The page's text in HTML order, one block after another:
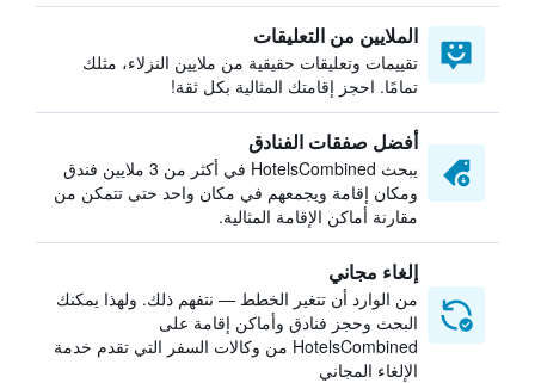
الملايين من التعليقات
تقييمات وتعليقات حقيقية من ملايين النزلاء، مثلك
تمامًا. احجز إقامتك المثالية بكل ثقة!
أفضل صفقات الفنادق
يبحث HotelsCombined في أكثر من 3 ملايين فندق
ومكان إقامة ويجمعهم في مكان واحد حتى تتمكن من
مقارنة أماكن الإقامة المثالية.
إلغاء مجاني
من الوارد أن تتغير الخطط — نتفهم ذلك. ولهذا يمكنك
البحث وحجز فنادق وأماكن إقامة على
HotelsCombined من وكالات السفر التي تقدم خدمة
الإلغاء المجاني